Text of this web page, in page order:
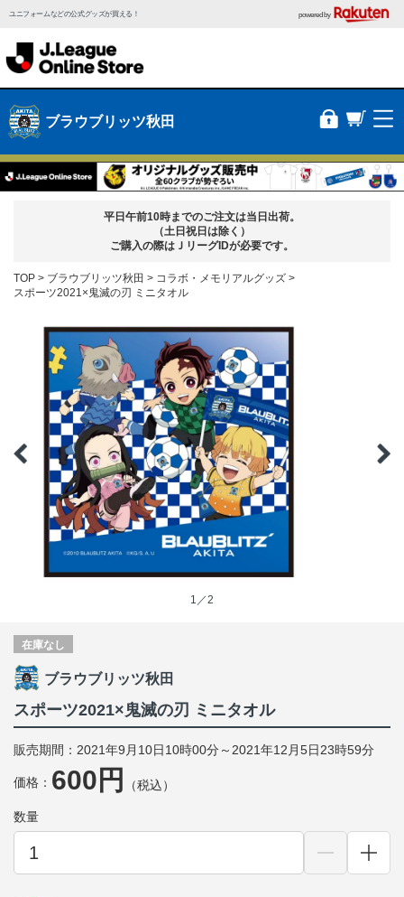
ユニフォームなどの公式グッズが買える！ powered by
ブラウブリッツ秋田
平日午前10時までのご注文は当日出荷。
（土日祝日は除く）
ご購入の際はＪリーグIDが必要です。
TOP ブラウブリッツ秋田
コラボ・メモリアルグッズ
スポーツ2021×鬼滅の刃 ミニタオル
1／2
在庫なし
ブラウブリッツ秋田
スポーツ2021×鬼滅の刃 ミニタオル
販売期間：2021年9月10日10時00分～2021年12月5日23時59分
価格： 600円 （税込）
数量